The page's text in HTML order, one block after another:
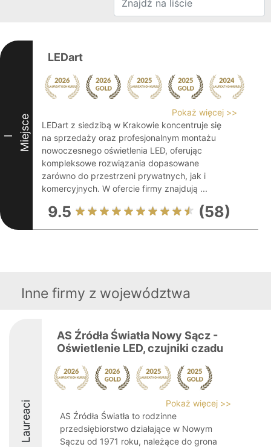
I Miejsce
LEDart
Pokaż więcej >>
LEDart z siedzibą w Krakowie koncentruje się
na sprzedaży oraz profesjonalnym montażu
nowoczesnego oświetlenia LED, oferując
kompleksowe rozwiązania dopasowane
zarówno do przestrzeni prywatnych, jak i
komercyjnych. W ofercie firmy znajdują ...
9.5 (58)
Inne firmy z województwa
Laureaci
AS Źródła Światła Nowy Sącz -
Oświetlenie LED, czujniki czadu
Pokaż więcej >>
AS Źródła Światła to rodzinne
przedsiębiorstwo działające w Nowym
Sączu od 1971 roku, należące do grona